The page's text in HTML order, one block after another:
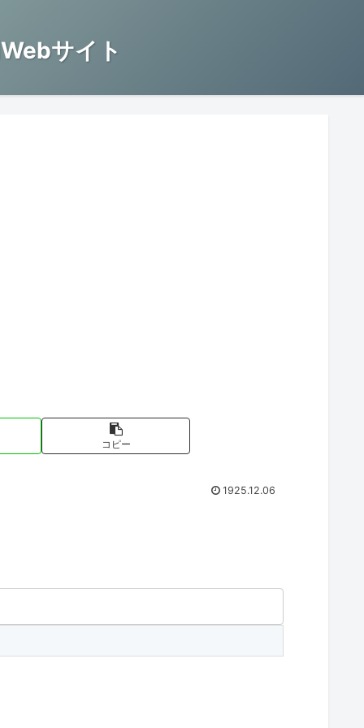
サイト
コピー
1925.12.06